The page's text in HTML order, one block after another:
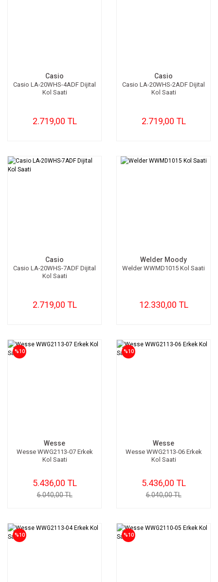
Casio
Casio LA-20WHS-4ADF Dijital
Kol Saati
2.719,00 TL
Casio
Casio LA-20WHS-2ADF Dijital
Kol Saati
2.719,00 TL
Casio
Casio LA-20WHS-7ADF Dijital
Kol Saati
2.719,00 TL
Welder Moody
Welder WWMD1015 Kol Saati
12.330,00 TL
%10
Wesse
Wesse WWG2113-07 Erkek
Kol Saati
5.436,00 TL
6.040,00 TL
%10
Wesse
Wesse WWG2113-06 Erkek
Kol Saati
5.436,00 TL
6.040,00 TL
%10 %10